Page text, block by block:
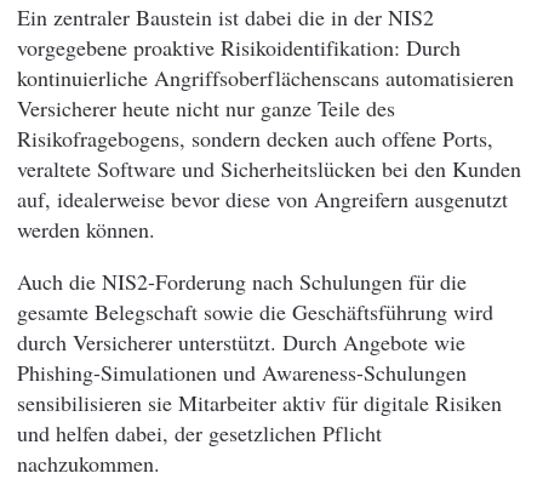
Ein zentraler Baustein ist dabei die in der NIS2
vorgegebene proaktive Risikoidentifikation: Durch
kontinuierliche Angriffsoberflächenscans automatisieren
Versicherer heute nicht nur ganze Teile des
Risikofragebogens, sondern decken auch offene Ports,
veraltete Software und Sicherheitslücken bei den Kunden
auf, idealerweise bevor diese von Angreifern ausgenutzt
werden können.
Auch die NIS2-Forderung nach Schulungen für die
gesamte Belegschaft sowie die Geschäftsführung wird
durch Versicherer unterstützt. Durch Angebote wie
Phishing-Simulationen und Awareness-Schulungen
sensibilisieren sie Mitarbeiter aktiv für digitale Risiken
und helfen dabei, der gesetzlichen Pflicht
nachzukommen.